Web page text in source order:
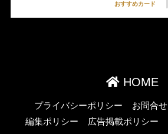
おすすめカード
HOME
プライバシーポリシー お問合せ
編集ポリシー
広告掲載ポリシー